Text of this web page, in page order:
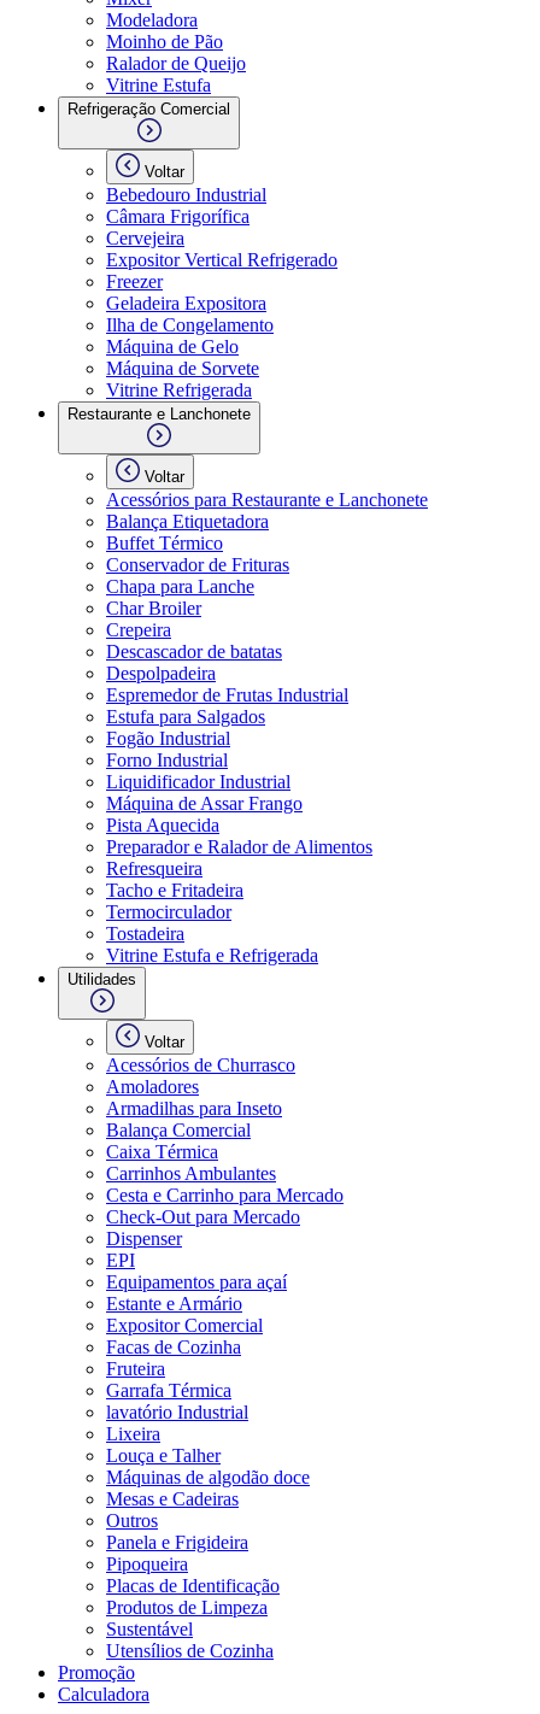
Modeladora
Moinho de Pão
Ralador de Queijo
Vitrine Estufa
Refrigeração Comercial
Voltar
Bebedouro Industrial
Câmara Frigorífica
Cervejeira
Expositor Vertical Refrigerado
Freezer
Geladeira Expositora
Ilha de Congelamento
Máquina de Gelo
Máquina de Sorvete
Vitrine Refrigerada
Restaurante e Lanchonete
Voltar
Acessórios para Restaurante e Lanchonete
Balança Etiquetadora
Buffet Térmico
Conservador de Frituras
Chapa para Lanche
Char Broiler
Crepeira
Descascador de batatas
Despolpadeira
Espremedor de Frutas Industrial
Estufa para Salgados
Fogão Industrial
Forno Industrial
Liquidificador Industrial
Máquina de Assar Frango
Pista Aquecida
Preparador e Ralador de Alimentos
Refresqueira
Tacho e Fritadeira
Termocirculador
Tostadeira
Vitrine Estufa e Refrigerada
Utilidades
Voltar
Acessórios de Churrasco
Amoladores
Armadilhas para Inseto
Balança Comercial
Caixa Térmica
Carrinhos Ambulantes
Cesta e Carrinho para Mercado
Check-Out para Mercado
Dispenser
EPI
Equipamentos para açaí
Estante e Armário
Expositor Comercial
Facas de Cozinha
Fruteira
Garrafa Térmica
lavatório Industrial
Lixeira
Louça e Talher
Máquinas de algodão doce
Mesas e Cadeiras
Outros
Panela e Frigideira
Pipoqueira
Placas de Identificação
Produtos de Limpeza
Sustentável
Utensílios de Cozinha
Promoção
Calculadora